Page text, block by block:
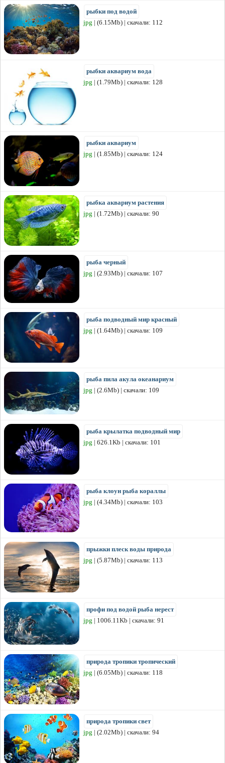
рыбки под водой
jpg | (6.15Mb) | скачали: 112
рыбки аквариум вода
jpg | (1.79Mb) | скачали: 128
рыбки аквариум
jpg | (1.85Mb) | скачали: 124
рыбка аквариум растения
jpg | (1.72Mb) | скачали: 90
рыба черный
jpg | (2.93Mb) | скачали: 107
рыба подводный мир красный
jpg | (1.64Mb) | скачали: 109
рыба пила акула океанариум
jpg | (2.6Mb) | скачали: 109
рыба крылатка подводный мир
jpg | 626.1Kb | скачали: 101
рыба клоун рыба кораллы
jpg | (4.34Mb) | скачали: 103
прыжки плеск воды природа
jpg | (5.87Mb) | скачали: 113
профи под водой рыба нерест
jpg | 1006.11Kb | скачали: 91
природа тропики тропический
jpg | (6.05Mb) | скачали: 118
природа тропики свет
jpg | (2.02Mb) | скачали: 94